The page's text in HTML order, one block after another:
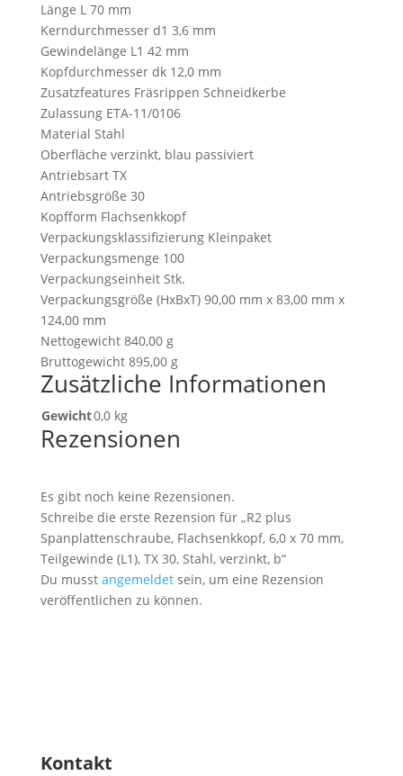
Länge L 70 mm
Kerndurchmesser d1 3,6 mm
Gewindelänge L1 42 mm
Kopfdurchmesser dk 12,0 mm
Zusatzfeatures Fräsrippen Schneidkerbe
Zulassung ETA-11/0106
Material Stahl
Oberfläche verzinkt, blau passiviert
Antriebsart TX
Antriebsgröße 30
Kopfform Flachsenkkopf
Verpackungsklassifizierung Kleinpaket
Verpackungsmenge 100
Verpackungseinheit Stk.
Verpackungsgröße (HxBxT) 90,00 mm x 83,00 mm x
124,00 mm
Nettogewicht 840,00 g
Bruttogewicht 895,00 g
Zusätzliche Informationen
Gewicht0,0 kg
Rezensionen
Es gibt noch keine Rezensionen.
Schreibe die erste Rezension für „R2 plus
Spanplattenschraube, Flachsenkkopf, 6,0 x 70 mm,
Teilgewinde (L1), TX 30, Stahl, verzinkt, b“
Du musst angemeldetsein, um eine Rezension
veröffentlichen zu können.
Kontakt